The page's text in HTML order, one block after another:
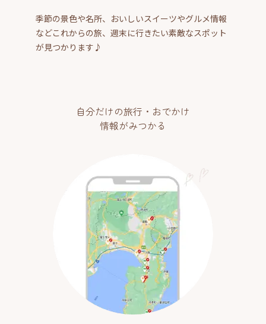
季節の景色や名所、おいしいスイーツやグルメ情報
などこれからの旅、週末に行きたい素敵なスポット
が見つかります♪
自分だけの旅行・おでかけ
情報がみつかる